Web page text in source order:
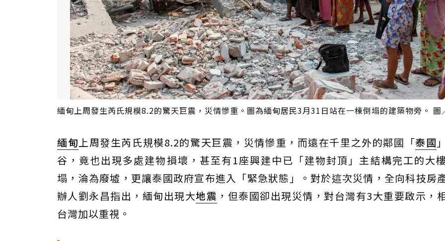
緬甸上周發生芮氏規模8.2的驚天巨震，災情慘重。圖為緬甸居民3月31日站在一棟倒塌的建築物旁。 圖
緬甸上周發生芮氏規模8.2的驚天巨震，災情慘重，而遠在千里之外的鄰國「泰國
谷，竟也出現多處建物損壞，甚至有1座興建中已「建物封頂」主結構完工的大
塌，淪為廢墟，更讓泰國政府宣布進入「緊急狀態」。對於這次災情，全向科技房
辦人劉永昌指出，緬甸出現大地震 ，但泰國卻出現災情，對台灣有3大重要啟示，
台灣加以重視。